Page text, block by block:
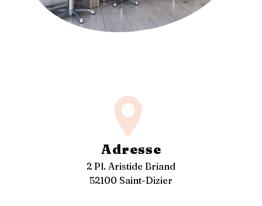
Adresse
2 Pl. Aristide Briand
52100 Saint-Dizier